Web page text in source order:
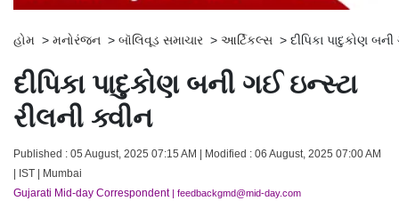
હોમ > મનોરંજન > બૉલિવૂડ સમાચાર > આર્ટિકલ્સ > દીપિકા પાદુકોણ
દીપિકા પાદુકોણ બની ગઈ ઇન્સ્ટા
રીલની ક્વીન
Published : 05 August, 2025 07:15 AM | Modified : 06 August, 2025 07:00 AM
| IST | Mumbai
Gujarati Mid-day Correspondent| feedbackgmd@mid-day.com